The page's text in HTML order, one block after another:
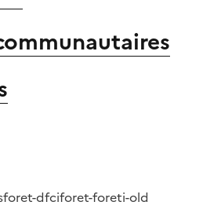
foret-dfciforet-foreti-old